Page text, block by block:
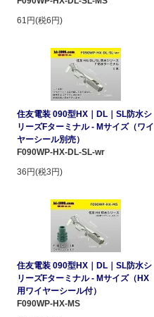
61円(税6円)
住友電装 090型HX｜DL｜SL防水シ
リーズFターミナル - Mサイズ（ワイ
ヤーシール別売）
F090WP-HX-DL-SL-wr
36円(税3円)
住友電装 090型HX｜DL｜SL防水シ
リーズFターミナル - Mサイズ（HX
用ワイヤーシール付）
F090WP-HX-MS